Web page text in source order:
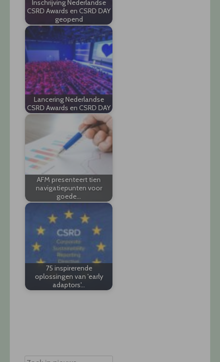
Inschrijving Nederlandse
CSRD Awards en CSRD DAY
geopend
Lancering Nederlandse
CSRD Awards en CSRD DAY
AFM presenteert tien
navigatiepunten voor
goede…
75 inspirerende
oplossingen van 'early
adaptors'…